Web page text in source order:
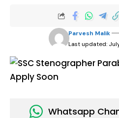
Last updated:
Parvesh Malik
Whatsapp